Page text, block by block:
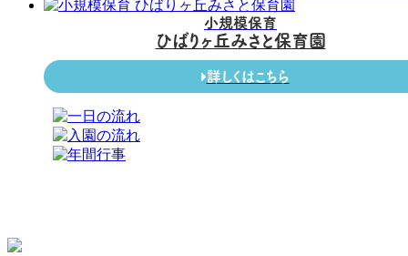
小規模保育
ひばりヶ丘みさと保育園
詳しくはこちら